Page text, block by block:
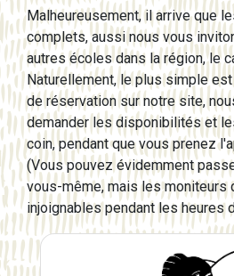
Malheureusement, il arrive que
complets, aussi nous vous
autres écoles dans la région, le
Naturellement, le plus simple
de réservation sur notre site,
demander les disponibilités et
coin, pendant que vous prenez
(Vous pouvez évidemment
vous-même, mais les moniteurs
injoignables pendant les heures